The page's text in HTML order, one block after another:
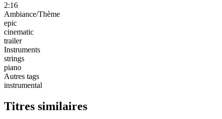
2:16
Ambiance/Thème
epic
cinematic
trailer
Instruments
strings
piano
Autres tags
instrumental
Titres similaires